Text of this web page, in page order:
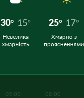
30° 15°
Невелика
хмарність
25° 17°
Хмарно з
проясненнями
05:00 08:00